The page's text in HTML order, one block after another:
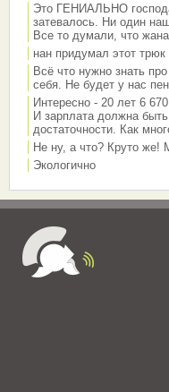
Это ГЕНИАЛЬНО
затевалось. Ни один
Все то думали, что жана
нан придумал этот трюк
Всё что нужно знать
себя. Не будет у нас
Интересно - 20 лет 6
И зарплата должна
достаточности. Как
Не ну, а что? Круто же!
Экологично